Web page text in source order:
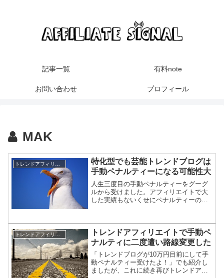
記事一覧 有料note
お問い合わせ プロフィール
MAK
特化型でも芸能トレンドブログは
手動ペナルティーになる可能性大
人生三度目の手動ペナルティーをグーグ
ルから受けました。アフィリエイトで大
した実績もないくせにペナルティーの経
ィーを受けたのは過去２回とは違うタイ
プのブログ、特化型ブログ...
トレンドアフィリエイト
トレンドアフィリエイトで手動ペ
ナルティに二度遭い路線変更した
「トレンドブログが10万円目前にして手
動ペナルティー受けたよ！」でも紹介し
ましたが、これに続き再びトレンドアフ